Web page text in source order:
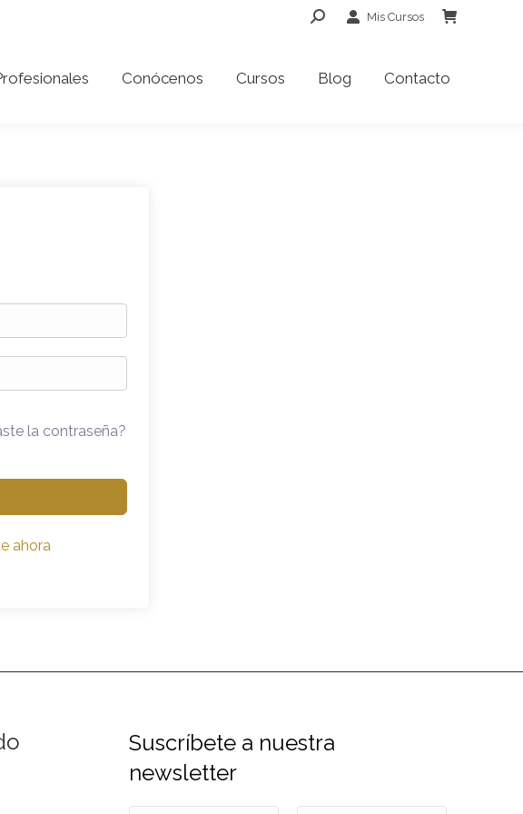
Buscar: Mis Cursos
Conócenos Cursos Blog Contacto
la contraseña?
ahora
Suscríbete a nuestra
newsletter